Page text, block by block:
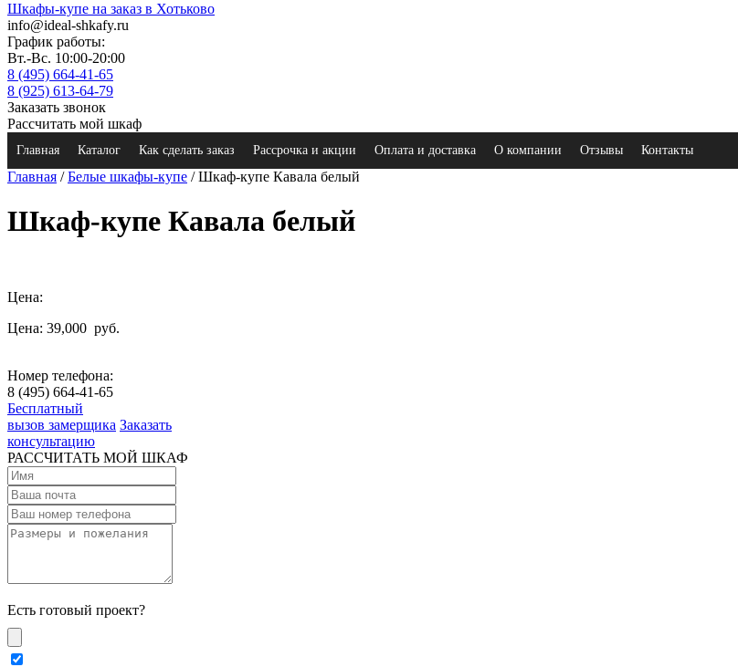
Шкафы-купе на заказ в Хотьково
info@ideal-shkafy.ru
График работы:
Вт.-Вс. 10:00-20:00
8 (495) 664-41-65
8 (925) 613-64-79
Заказать звонок
Рассчитать мой шкаф
Главная Каталог Как сделать заказ Рассрочка и акции Оплата и доставка О компании Отзывы Контакты
Главная /Белые шкафы-купе / Шкаф-купе Кавала белый
Шкаф-купе Кавала белый
Цена:
Цена: 39,000 руб.
Номер телефона:
8 (495) 664-41-65
Бесплатный
вызов замерщика Заказать
консультацию
РАССЧИТАТЬ МОЙ ШКАФ
Есть готовый проект?